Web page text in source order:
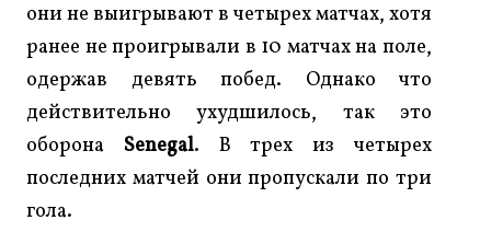
они не выигрывают в четырех матчах, хотя
ранее не проигрывали в 10 матчах на поле,
одержав девять побед. Однако что
действительно ухудшилось, так это
оборона Senegal. В трех из четырех
последних матчей они пропускали по три
гола.